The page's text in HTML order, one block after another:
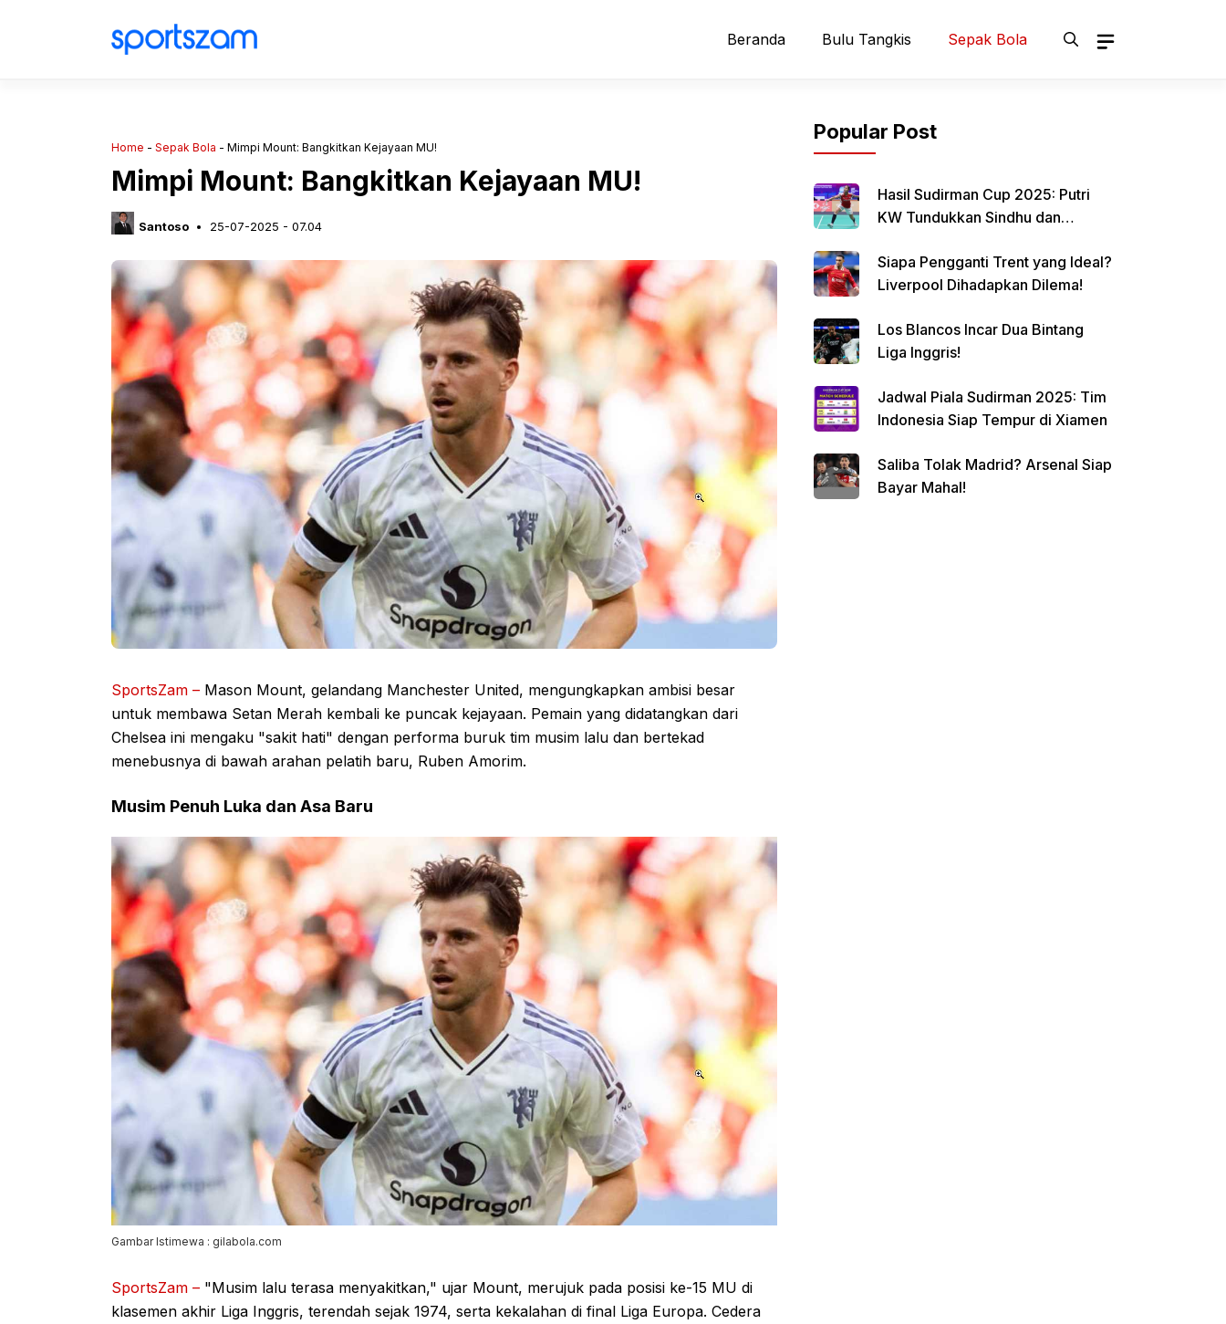
Beranda Bulu Tangkis Sepak Bola
Home - Sepak Bola - Mimpi Mount: Bangkitkan Kejayaan MU!
Mimpi Mount: Bangkitkan Kejayaan MU!
Santoso 25-07-2025 - 07.04
SportsZam – Mason Mount, gelandang Manchester United, mengungkapkan ambisi besar
untuk membawa Setan Merah kembali ke puncak kejayaan. Pemain yang didatangkan dari
Chelsea ini mengaku "sakit hati" dengan performa buruk tim musim lalu dan bertekad
menebusnya di bawah arahan pelatih baru, Ruben Amorim.
Musim Penuh Luka dan Asa Baru
Gambar Istimewa : gilabola.com
SportsZam – "Musim lalu terasa menyakitkan," ujar Mount, merujuk pada posisi ke-15 MU di
klasemen akhir Liga Inggris, terendah sejak 1974, serta kekalahan di final Liga Europa. Cedera
Popular Post
Hasil Sudirman Cup 2025: Putri
KW Tundukkan Sindhu dan
Siapa Pengganti Trent yang Ideal?
Liverpool Dihadapkan Dilema!
Los Blancos Incar Dua Bintang
Liga Inggris!
Jadwal Piala Sudirman 2025: Tim
Indonesia Siap Tempur di Xiamen
Saliba Tolak Madrid? Arsenal Siap
Bayar Mahal!